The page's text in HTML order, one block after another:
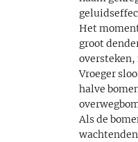
Het
groot
Vroeger
halve
Als de